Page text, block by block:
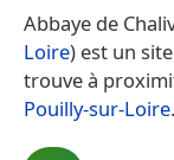
Abbaye de
Loire) est un
trouve à
Pouilly-sur-Loire.